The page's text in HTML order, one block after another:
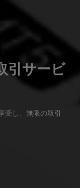
引サービ
受し、無限の取引